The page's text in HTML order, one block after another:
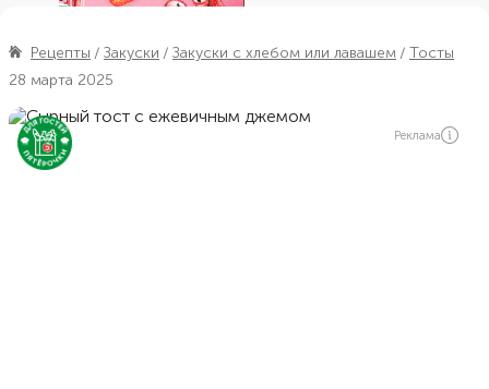
Рецепты Закуски Закуски с хлебом или лавашем
Тосты
28 марта 2025
Реклама